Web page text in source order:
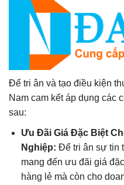
Để tri ân và tạo điều kiện
Nam cam kết áp dụng các
sau:
Ưu Đãi Giá Đặc Biệt
Nghiệp: Để tri ân sự tin
mang đến ưu đãi giá
hàng lẻ mà còn cho